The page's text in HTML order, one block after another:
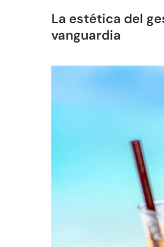
La estética del
vanguardia